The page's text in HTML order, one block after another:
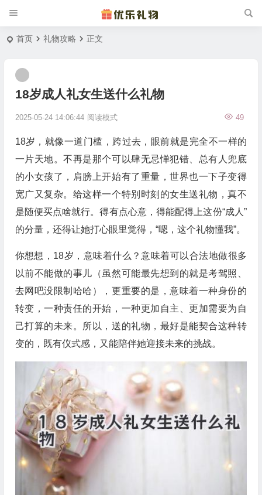
首页 礼物攻略 正文
18岁成人礼女生送什么礼物
2025-05-24 14:06:44 49
阅读模式
18岁，就像一道门槛，跨过去，眼前就是完全不一样的
一片天地。不再是那个可以肆无忌惮犯错、总有人兜底
的小女孩了，肩膀上开始有了重量，世界也一下子变得
宽广又复杂。给这样一个特别时刻的女生送礼物，真不
是随便买点啥就行。得有点心意，得能配得上这份“成人”
的分量，还得让她打心眼里觉得，“嗯，这个礼物懂我”。
你想想，18岁，意味着什么？意味着可以合法地做很多
以前不能做的事儿（虽然可能最先想到的就是考驾照、
去网吧没限制哈哈），更重要的是，意味着一种身份的
转变，一种责任的开始，一种更加自主、更加需要为自
己打算的未来。所以，送的礼物，最好是能契合这种转
变的，既有仪式感，又能陪伴她迎接未来的挑战。